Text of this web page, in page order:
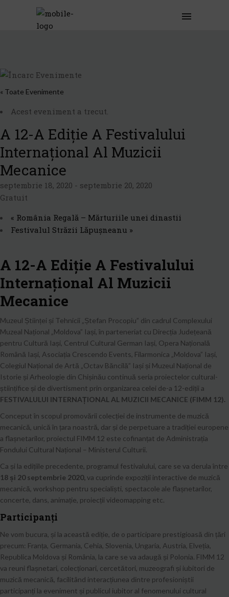
« Toate Evenimente
Acest eveniment a trecut.
A 12-A Ediție A Festivalului
Internațional Al Muzicii
Mecanice
septembrie 18, 2020 - septembrie 20, 2020
Gratuit
« România Regală – Mărturiile unei dinastii
Festivalul Străzii Lăpușneanu »
A 12-A Ediție A Festivalului
Internațional Al Muzicii
Mecanice
Muzeul Științei și Tehnicii „Ștefan Procopiu” din cadrul Complexului
Muzeal Național „Moldova” Iași, în parteneriat cu Direcția Județeană
pentru Cultură Iași, Centrul Cultural German Iași, Opera Națională
Română Iași, Asociația Crescendo Events, Filarmonica „Moldova” Iași,
Colegiul Național de Artă „Octav Băncilă” Iași și Muzeul Național de
Istorie și Arheologie din Chișinău continuă seria proiectelor cultural-
științifice și de divertisment prin organizarea celei de-a 12-ediții a
FESTIVALULUI INTERNAȚIONAL AL MUZICII MECANICE (FIMM 12).
Conceput în scopul promovării colecției de instrumente de muzică
mecanică, unică în țara noastră, dar și de perpetuare a tradiției europene
a flașnetarilor, proiectul FIMM 12 este cofinanțat de Administrația
Fondului Cultural Național – Ministerul Culturii.
Ca și la edițiile precedente, programul festivalului, care se va derula între
18 și 20 septembrie 2020,va cuprinde expoziții interactive de muzică
mecanică, workshop pentru specialiști, spectacole ale flașnetarilor,
concerte, dans, animație, proiecții videomapping etc.
Participanți
Ne vom bucura, și la această ediție, de o participare prestigioasă din țări
precum: Franța, Germania, Cehia, Slovenia, Ungaria, Austria, Elveția,
Republica Moldova și România, la care se va adaugă și Polonia. FIMM 12
va reuni flașnetari, colecționari, cercetători, muzeografi și iubitori de
muzică mecanică, facilitând interacțiunea dintre profesioniștii
participanți la eveniment și publicul iubitor al fenomenului cultural